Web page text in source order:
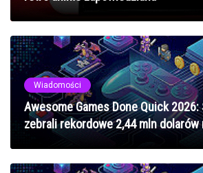
Wiadomości
Awesome Games Done Quick
zebrali rekordowe 2,44 mln dolarów